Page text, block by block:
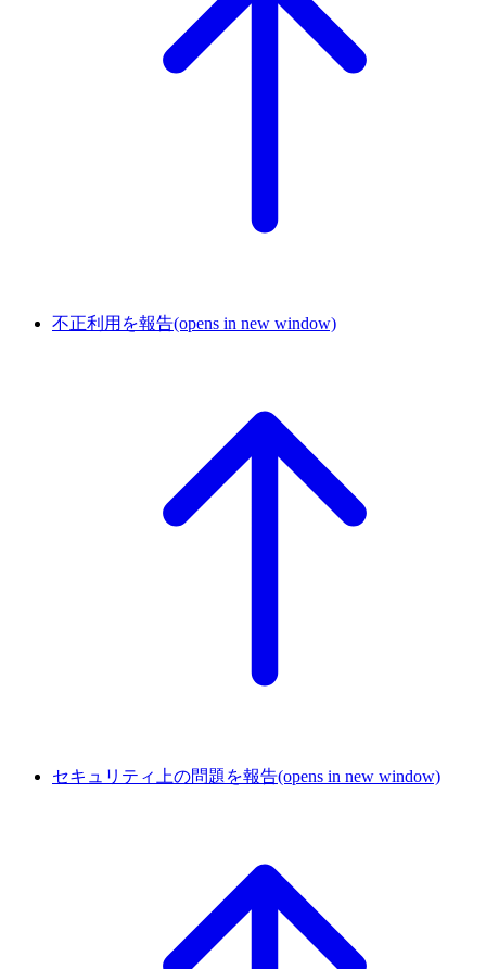
不正利用を報告(opens in new window)
セキュリティ上の問題を報告(opens in new window)